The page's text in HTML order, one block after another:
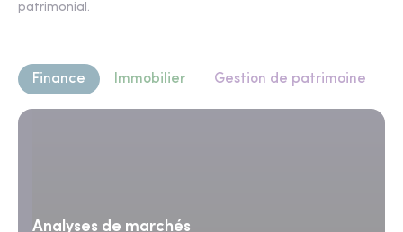
patrimonial.
Finance Immobilier Gestion de patrimoine
Analyses de marchés